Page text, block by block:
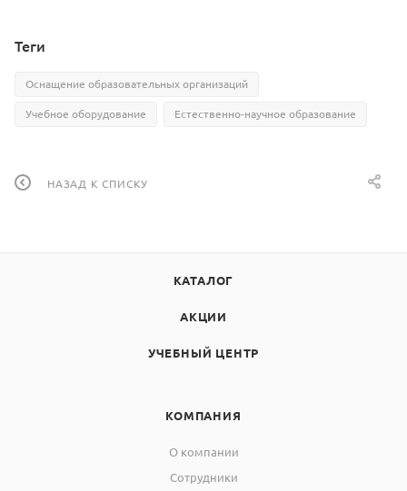
Теги
Оснащение образовательных организаций
Учебное оборудование Естественно-научное образование
НАЗАД К СПИСКУ
КАТАЛОГ
АКЦИИ
УЧЕБНЫЙ ЦЕНТР
КОМПАНИЯ
О компании
Сотрудники